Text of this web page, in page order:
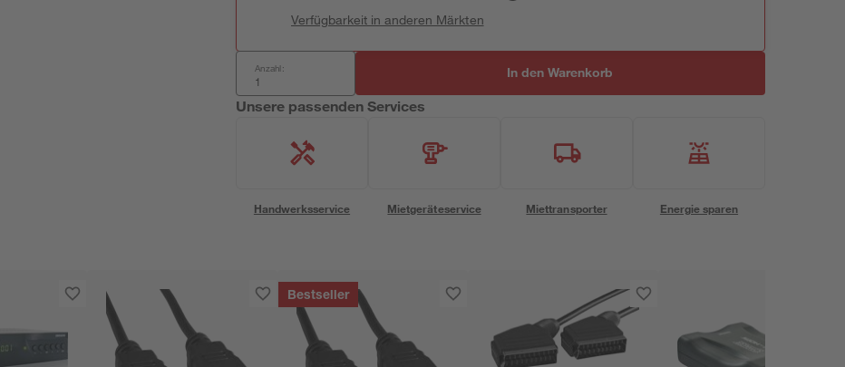
Verfügbarkeit in anderen Märkten
Anzahl: In den Warenkorb
Unsere passenden Services
Handwerksservice Mietgeräteservice Miettransporter Energie sparen
Bestseller